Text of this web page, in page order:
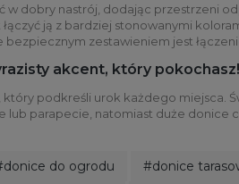
w dobry nastrój, dodając przestrzeni
ją z bardziej stonowanymi
bezpiecznym zestawieniem jest
akcent, który pokochasz!
podkreśli urok każdego miejsca.
lub parapecie, natomiast duże donice
do ogrodu #donice